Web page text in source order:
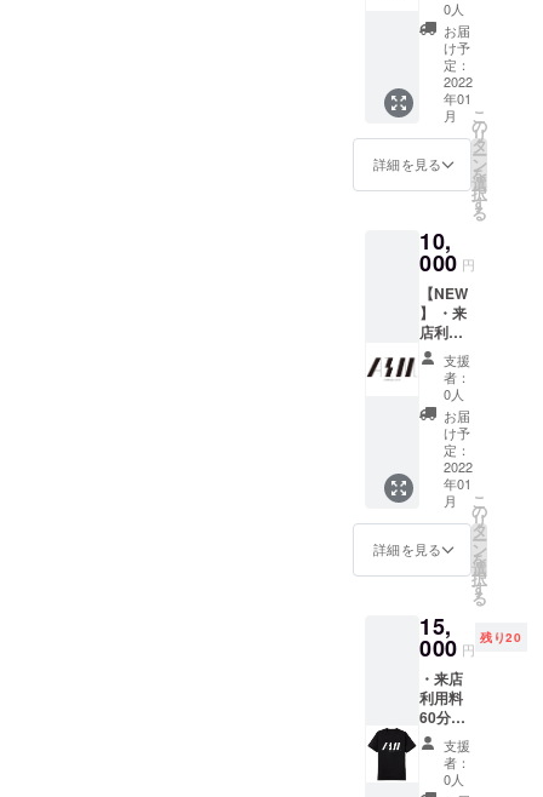
かる画
面をご
提示く
ださ
い。
（初来
店時に
お渡
し）×1
枚 ※上
記リ
ターン
は全て
店舗が
店舗で
リター
ンをお
受け取
りの
際、支
援が完
了して
いるこ
とが分
かる画
面をご
提示く
ださ
い。
ンク付
き※ソフ
トドリ
ンク）
×7回
分。ご
利用は
分割/一
括でお
選びい
ただけ
・店舗
オリジ
ナルス
テッ
カー
（初来
店時に
お渡
し）×1
枚 ※上
記リ
ターン
は全て
店舗が
存続す
る限り
有効 ※
受け取
りの
際、支
援が完
了して
いるこ
とが分
かる画
面をご
0人
お届
け予
定：
2022
年01
月
詳細を見る
こ
の
リ
タ
ー
ン
を
選
択
す
る
10,
000 円
【NEW
】 ・来
店利用
料60分
無料
（ワン
ドリン
ク付き※
ソフト
ドリン
ク）×25
セッ
ト。ご
利用は
分割/一
括でお
ただけ
ます。
・店舗
オリジ
ナルス
テッ
カー
（初来
店時に
支援
者：
0人
お届
け予
定：
2022
年01
月
詳細を見る
こ
の
リ
タ
ー
ン
を
選
択
す
る
15,
000 円
残り20
・来店
利用料
60分無
料（ワ
ンドリ
ンク付
支援
者：
0人